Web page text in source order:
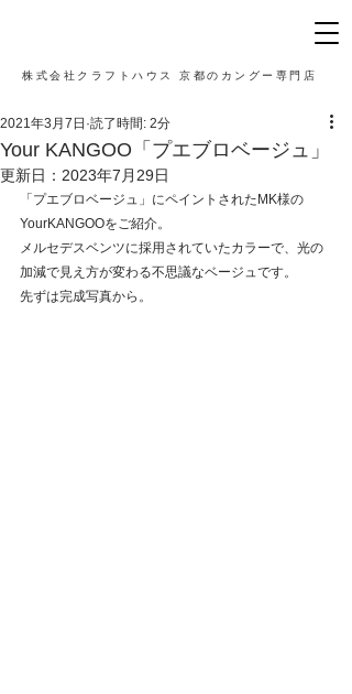
株式会社クラフトハウス 京都のカングー専門店
Your KANGOO「プエブロベージュ」
2021年3月7日 読了時間: 2分
更新日： 2023年7月29日
「プエブロベージュ」にペイントされたMK様の
YourKANGOOをご紹介。
メルセデスベンツに採用されていたカラーで、光の
加減で見え方が変わる不思議なベージュです。
先ずは完成写真から。